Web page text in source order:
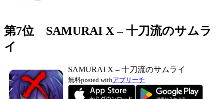
第7位 SAMURAI X – 十刀流のサムラ
イ
SAMURAI X – 十刀流のサムライ
無料posted withアプリーチ